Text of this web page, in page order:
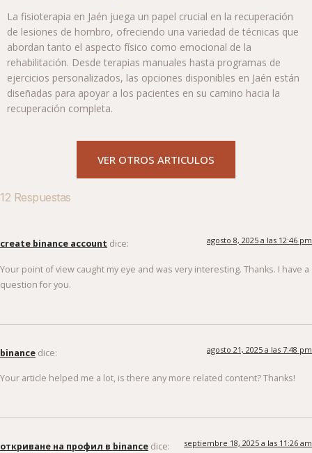
La fisioterapia en Jaén juega un papel crucial en la recuperación
de lesiones de hombro, ofreciendo una variedad de técnicas que
abordan tanto el aspecto físico como emocional de la
rehabilitación. Desde terapias manuales hasta programas de
ejercicios personalizados, las opciones disponibles en Jaén están
diseñadas para apoyar a los pacientes en su camino hacia la
recuperación completa.
VER OTROS ARTICULOS
12 Respuestas
create binance account dice: agosto 8, 2025 a las 12:46 pm
Your point of view caught my eye and was very interesting. Thanks. I have a
question for you.
binance dice: agosto 21, 2025 a las 7:48 pm
Your article helped me a lot, is there any more related content? Thanks!
откриване на профил в binance dice: septiembre 18, 2025 a las 11:26 am